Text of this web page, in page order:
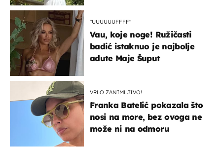
"UUUUUUFFFF"
Vau, koje noge! Ružičasti
badić istaknuo je najbolje
adute Maje Šuput
VRLO ZANIMLJIVO!
Franka Batelić pokazala što
nosi na more, bez ovoga ne
može ni na odmoru